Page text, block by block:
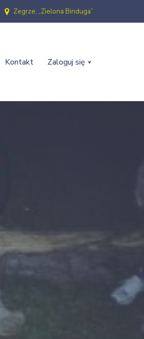
Zegrze, „Zielona Binduga”
Kontakt Zaloguj się